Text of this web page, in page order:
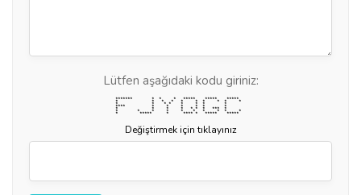
Lütfen aşağıdaki kodu giriniz:
******* * * * ***** ***** *****
* * * * * * * * * *
* * * * * * * *
**** * * * * * *
* * * * * * * *** *
* * * * * * * * * *
* ***** * **** * ***** *****
Değiştirmek için tıklayınız